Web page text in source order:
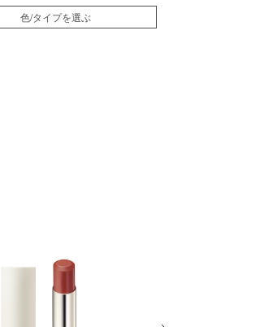
色/タイプを選ぶ